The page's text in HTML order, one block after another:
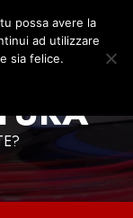
possa avere la
ad utilizzare
sia felice.